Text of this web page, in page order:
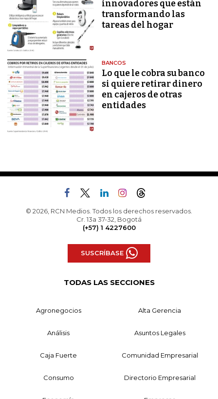
innovadores que están
transformando las
tareas del hogar
BANCOS
Lo que le cobra su banco
si quiere retirar dinero
en cajeros de otras
entidades
© 2026, RCN Medios. Todos los derechos reservados.
Cr. 13a 37-32, Bogotá
(+57) 1 4227600
SUSCRÍBASE
TODAS LAS SECCIONES
Agronegocios Alta Gerencia
Análisis Asuntos Legales
Caja Fuerte Comunidad Empresarial
Consumo Directorio Empresarial